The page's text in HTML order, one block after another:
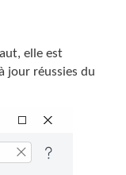
elle est
jour réussies du